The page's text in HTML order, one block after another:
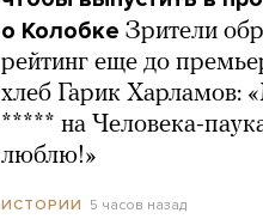
о Колобке Зрители
рейтинг еще до
хлеб Гарик Харламов:
***** на Человека-
люблю!»
ИСТОРИИ 5 часов назад